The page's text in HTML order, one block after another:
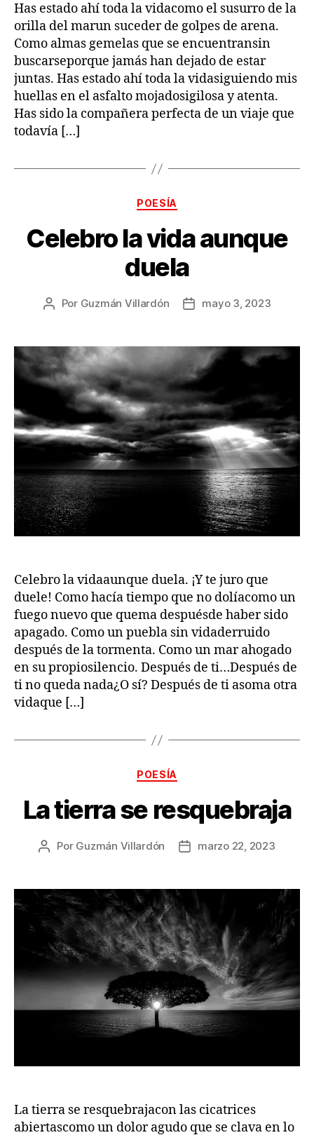
Has estado ahí toda la vidacomo el susurro de la
orilla del marun suceder de golpes de arena.
Como almas gemelas que se encuentransin
buscarseporque jamás han dejado de estar
juntas. Has estado ahí toda la vidasiguiendo mis
huellas en el asfalto mojadosigilosa y atenta.
Has sido la compañera perfecta de un viaje que
todavía […]
Categorías
POESÍA
Celebro la vida aunque
duela
Autor
publicación
Por Guzmán Villardón
Fecha
publicación
mayo 3, 2023
Celebro la vidaaunque duela. ¡Y te juro que
duele! Como hacía tiempo que no dolíacomo un
fuego nuevo que quema despuésde haber sido
apagado. Como un puebla sin vidaderruido
después de la tormenta. Como un mar ahogado
en su propiosilencio. Después de ti…Después de
ti no queda nada¿O sí? Después de ti asoma otra
vidaque […]
Categorías
POESÍA
La tierra se resquebraja
Autor
publicación
Por Guzmán Villardón
Fecha
publicación
marzo 22, 2023
La tierra se resquebrajacon las cicatrices
abiertascomo un dolor agudo que se clava en lo